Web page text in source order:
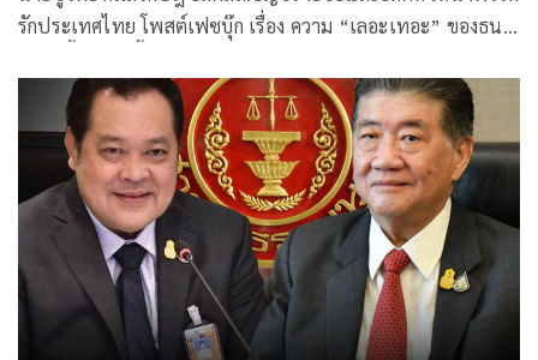
รักประเทศไทย โพสต์เฟซบุ๊ก เรื่อง ความ “เลอะเทอะ” ของธนา
ต่างๆ ด้วยตัวเองคนเดียว”